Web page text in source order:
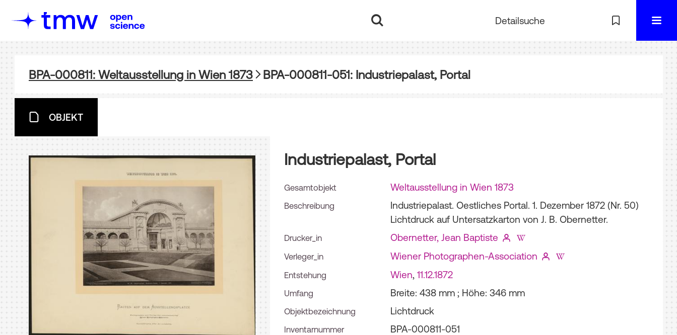
Detailsuche
BPA-000811: Weltausstellung in Wien 1873 BPA-000811-051: Industriepalast, Portal
OBJEKT
Industriepalast, Portal
Gesamtobjekt Weltausstellung in Wien 1873
Beschreibung
Industriepalast. Oestliches Portal. 1. Dezember 1872 (Nr. 50)
Lichtdruck auf Untersatzkarton von J. B. Obernetter.
Drucker_in Obernetter, Jean Baptiste
Verleger_in Wiener Photographen-Association
Entstehung Wien, 11.12.1872
Umfang Breite: 438 mm ; Höhe: 346 mm
Objektbezeichnung Lichtdruck
Inventarnummer BPA-000811-051